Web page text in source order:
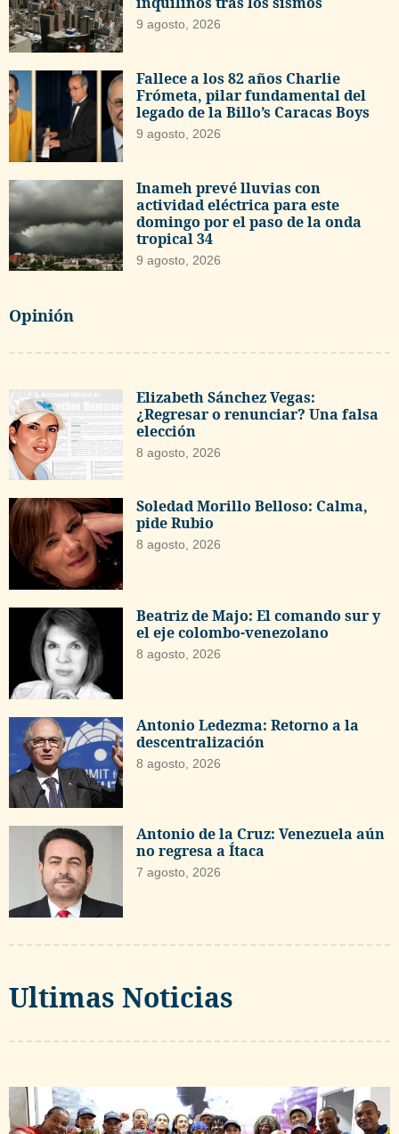
9 agosto, 2026
Fallece a los 82 años Charlie
Frómeta, pilar fundamental del
legado de la Billo’s Caracas Boys
9 agosto, 2026
Inameh prevé lluvias con
actividad eléctrica para este
domingo por el paso de la onda
tropical 34
9 agosto, 2026
Opinión
Elizabeth Sánchez Vegas:
¿Regresar o renunciar? Una falsa
elección
8 agosto, 2026
Soledad Morillo Belloso: Calma,
pide Rubio
8 agosto, 2026
Beatriz de Majo: El comando sur y
el eje colombo-venezolano
8 agosto, 2026
Antonio Ledezma: Retorno a la
descentralización
8 agosto, 2026
Antonio de la Cruz: Venezuela aún
no regresa a Ítaca
7 agosto, 2026
Ultimas Noticias